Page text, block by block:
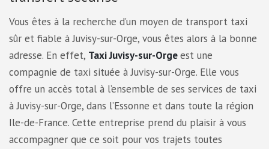
Vous êtes à la recherche d’un moyen de transport taxi
sûr et fiable à Juvisy-sur-Orge, vous êtes alors à la bonne
adresse. En effet, Taxi Juvisy-sur-Orgeest une
compagnie de taxi située à Juvisy-sur-Orge. Elle vous
offre un accès total à l’ensemble de ses services de taxi
à Juvisy-sur-Orge, dans l’Essonne et dans toute la région
Ile-de-France. Cette entreprise prend du plaisir à vous
accompagner que ce soit pour vos trajets toutes